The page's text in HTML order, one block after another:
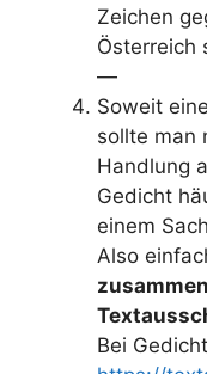
Zeichen
Österreich
—
Soweit eine
sollte man
Handlung
Gedicht
einem
Also
Bei